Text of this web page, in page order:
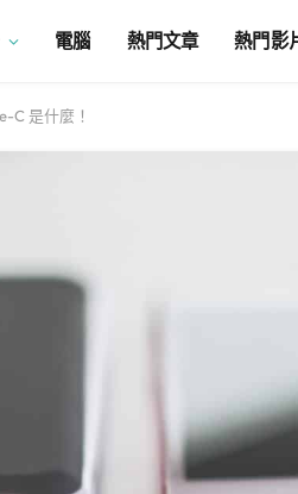
電腦 熱門文章 熱門影
C 是什麼！